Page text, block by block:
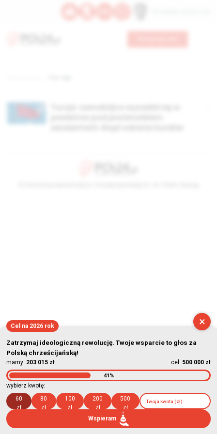
×
Cel na 2026 rok
Zatrzymaj ideologiczną rewolucję. Twoje wsparcie to głos za
Polską chrześcijańską!
mamy: 203 015 zł cel: 500 000 zł
41%
wybierz kwotę:
60
zł
80
zł
100
zł
200
zł
500
zł
Wspieram